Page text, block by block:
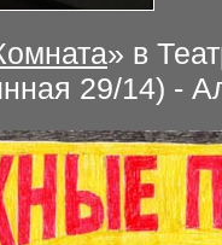
» в
29/14) -